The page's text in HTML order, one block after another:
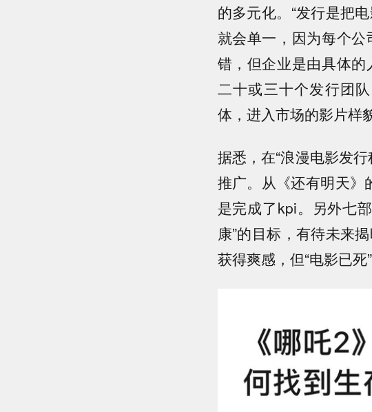
的多元化。“发行是把
就会单一，因为每个
错，但企业是由具体
二十或三十个发行团
体，进入市场的影片样
据悉，在“浪漫电影发
推广。从《还有明天》
是完成了kpi。另外七
康”的目标，有待未来
获得爽感，但“电影已